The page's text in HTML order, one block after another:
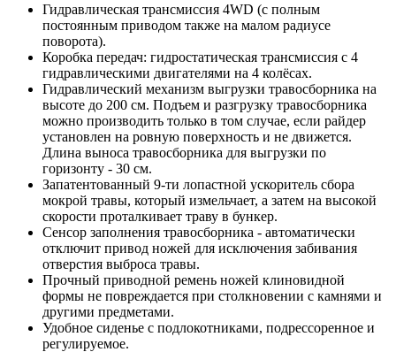
Гидравлическая трансмиссия 4WD (с полным
постоянным приводом также на малом радиусе
поворота).
Коробка передач: гидростатическая трансмиссия с 4
гидравлическими двигателями на 4 колёсах.
Гидравлический механизм выгрузки травосборника на
высоте до 200 см. Подъем и разгрузку травосборника
можно производить только в том случае, если райдер
установлен на ровную поверхность и не движется.
Длина выноса травосборника для выгрузки по
горизонту - 30 см.
Запатентованный 9-ти лопастной ускоритель сбора
мокрой травы, который измельчает, а затем на высокой
скорости проталкивает траву в бункер.
Сенсор заполнения травосборника - автоматически
отключит привод ножей для исключения забивания
отверстия выброса травы.
Прочный приводной ремень ножей клиновидной
формы не повреждается при столкновении с камнями и
другими предметами.
Удобное сиденье с подлокотниками, подрессоренное и
регулируемое.